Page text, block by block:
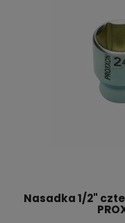
Nasadka 1/2"